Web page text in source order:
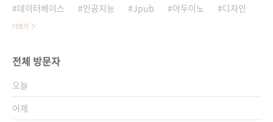
데이터베이스
인공지능 Jpub 아두이노 디자인
더보기
전체 방문자
오늘
어제